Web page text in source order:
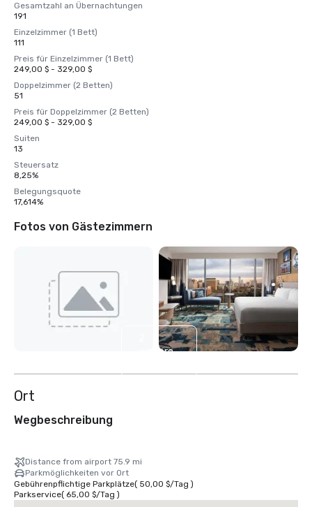
Gesamtzahl an Übernachtungen
191
Einzelzimmer (1 Bett)
111
Preis für Einzelzimmer (1 Bett)
249,00 $ - 329,00 $
Doppelzimmer (2 Betten)
51
Preis für Doppelzimmer (2 Betten)
249,00 $ - 329,00 $
Suiten
13
Steuersatz
8,25%
Belegungsquote
17,614%
Fotos von Gästezimmern
weitere
Ort
Wegbeschreibung
Distance from airport 75.9 mi
Parkmöglichkeiten vor Ort
Gebührenpflichtige Parkplätze( 50,00 $/Tag )
Parkservice( 65,00 $/Tag )